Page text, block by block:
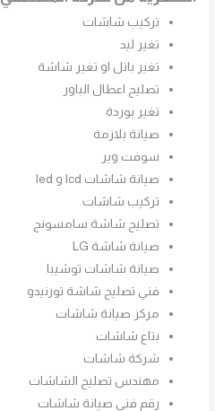
تركيب شاشات
تغير ليد
تغير بانل او تغير شاشة
تصليح اعطال الباور
تغير بوردة
صيانة بلازمة
سوفت وير
صيانة شاشات lcd و led
تركيب شاشات
تصليح شاشة سامسونج
صيانة شاشة LG
صيانة شاشات توشيبا
فني تصليح شاشة تورنيدو
مركز صيانة شاشات
بتاع شاشات
شركة شاشات
مهندس تصليح الشاشات
رقم فني صيانة شاشات